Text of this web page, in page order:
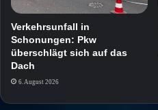
Verkehrsunfall in
Schonungen: Pkw
überschlägt sich auf das
Dach
6. August 2026